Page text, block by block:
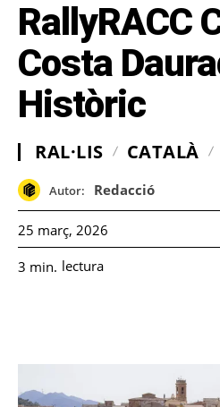
RallyRACC
Costa
Històric
RAL·LIS CATALÀ
Autor: Redacció
25 març, 2026
3 min. lectura